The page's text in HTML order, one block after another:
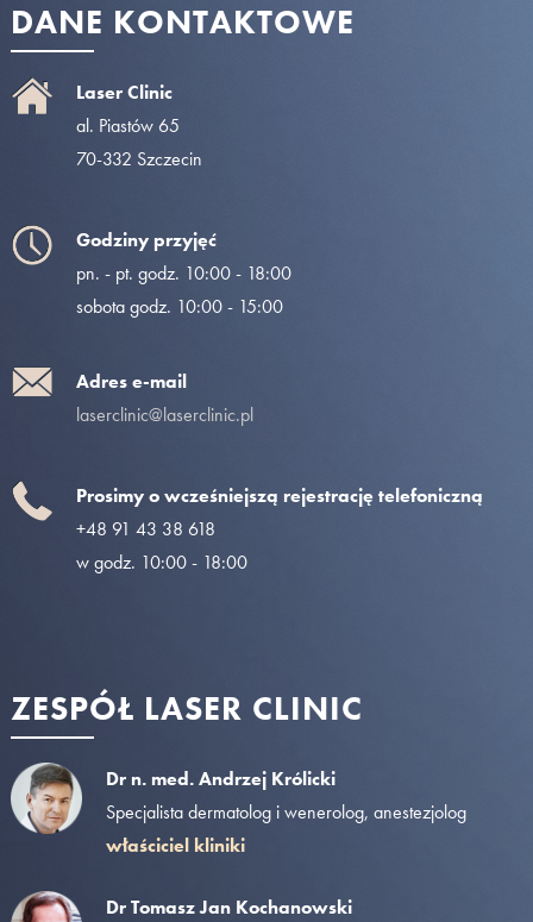
DANE KONTAKTOWE
Laser Clinic
al. Piastów 65
70-332 Szczecin
Godziny przyjęć
pn. - pt. godz. 10:00 - 18:00
sobota godz. 10:00 - 15:00
Adres e-mail
laserclinic@laserclinic.pl
Prosimy o wcześniejszą rejestrację telefoniczną
+48 91 43 38 618
w godz. 10:00 - 18:00
ZESPÓŁ LASER CLINIC
Dr n. med. Andrzej Królicki
Specjalista dermatolog i wenerolog, anestezjolog
właściciel kliniki
Dr Tomasz Jan Kochanowski